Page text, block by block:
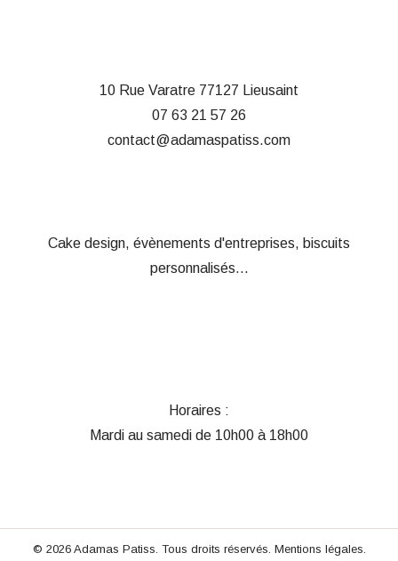
10 Rue Varatre 77127 Lieusaint
07 63 21 57 26
contact@adamaspatiss.com
Cake design, évènements d'entreprises, biscuits
personnalisés...
Horaires :
Mardi au samedi de 10h00 à 18h00
© 2026 Adamas Patiss. Tous droits réservés. Mentions légales.